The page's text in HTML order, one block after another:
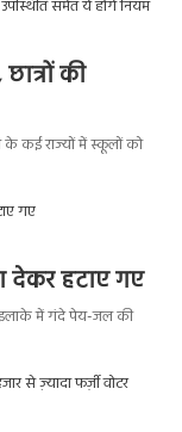
की
कई राज्यों में स्कूलों को
देकर हटाए गए
में गंदे पेय-जल की